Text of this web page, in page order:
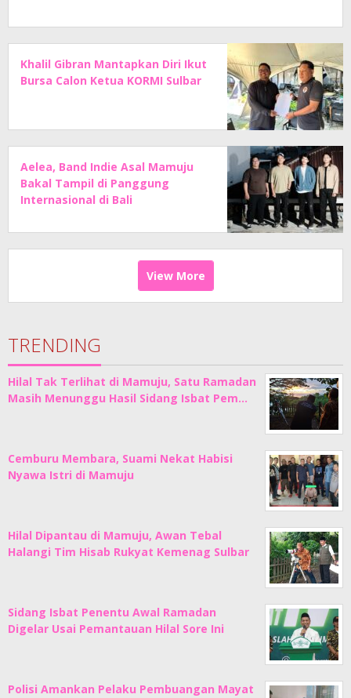
Khalil Gibran Mantapkan Diri Ikut
Bursa Calon Ketua KORMI Sulbar
Aelea, Band Indie Asal Mamuju
Bakal Tampil di Panggung
Internasional di Bali
View More
TRENDING
Hilal Tak Terlihat di Mamuju, Satu Ramadan
Masih Menunggu Hasil Sidang Isbat Pem…
Cemburu Membara, Suami Nekat Habisi
Nyawa Istri di Mamuju
Hilal Dipantau di Mamuju, Awan Tebal
Halangi Tim Hisab Rukyat Kemenag Sulbar
Sidang Isbat Penentu Awal Ramadan
Digelar Usai Pemantauan Hilal Sore Ini
Polisi Amankan Pelaku Pembuangan Mayat